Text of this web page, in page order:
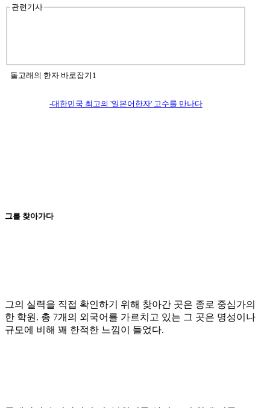
관련기사
돌고래의 한자 바로잡기1
-대한민국 최고의 '일본어한자' 고수를 만나다
그를 찾아가다
그의 실력을 직접 확인하기 위해 찾아간 곳은 종로 중심가의
한 학원 . 총 7개의 외국어를 가르치고 있는 그 곳은 명성이나
규모에 비해 꽤 한적한 느낌이 들었다.